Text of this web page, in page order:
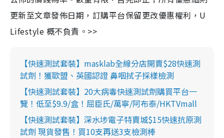
更新至文章發佈日期，訂購平台保留更改優惠權利，U
Lifestyle 概不負責。>>
【快速測試套裝】masklab全線分店開賣$28快速測
試劑！獲歐盟、英國認證 鼻咽拭子採樣檢測
【快速測試套裝】20大病毒快速測試劑購買平台一
覽！低至$9.9/盒！屈臣氏/萬寧/阿布泰/HKTVmall
【快速測試套裝】深水埗電子特賣城$15快速抗原測
試劑 現貨發售！買10支再送3支檢測棒